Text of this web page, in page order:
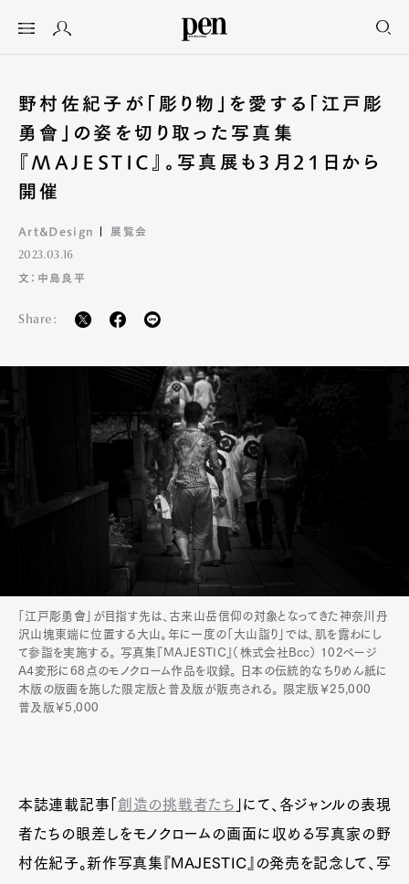
野村佐紀子が「彫り物」を愛する「江戸彫
勇會」の姿を切り取った写真集
『MAJESTIC』。写真展も3月21日から
開催
Art&Design 展覧会
2023.03.16
文：中島良平
Share:
「江戸彫勇會」が目指す先は、古来山岳信仰の対象となってきた神奈川丹
沢山塊東端に位置する大山。年に一度の「大山詣り」では、肌を露わにし
て参詣を実施する。 写真集『MAJESTIC』（株式会社Bcc） 102ページ
A4変形に68点のモノクローム作品を収録。 日本の伝統的なちりめん紙に
木版の版画を施した限定版と普及版が販売される。 限定版￥25,000
普及版￥5,000
本誌連載記事「 創造の挑戦者たち
」にて、各ジャンルの表現
者たちの眼差しをモノクロームの画面に収める写真家の野
村佐紀子。新作写真集『MAJESTIC』の発売を記念して、写